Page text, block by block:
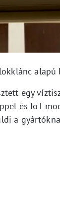
alapú
egy
és IoT
a